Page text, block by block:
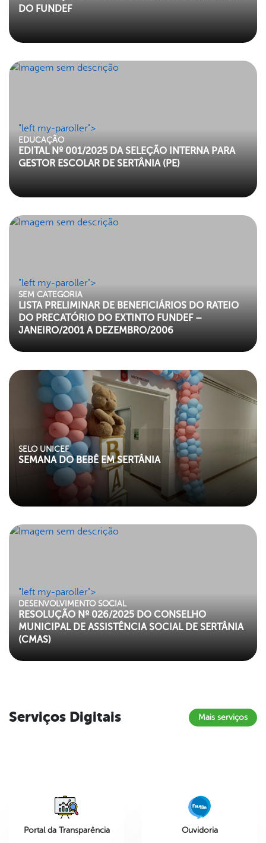
DO FUNDEF
"left my-paroller">
EDUCAÇÃO
EDITAL Nº 001/2025 DA SELEÇÃO INTERNA PARA
GESTOR ESCOLAR DE SERTÂNIA (PE)
"left my-paroller">
SEM CATEGORIA
LISTA PRELIMINAR DE BENEFICIÁRIOS DO RATEIO
DO PRECATÓRIO DO EXTINTO FUNDEF –
JANEIRO/2001 A DEZEMBRO/2006
"left my-paroller">
SELO UNICEF
SEMANA DO BEBÊ EM SERTÂNIA
"left my-paroller">
DESENVOLVIMENTO SOCIAL
RESOLUÇÃO Nº 026/2025 DO CONSELHO
MUNICIPAL DE ASSISTÊNCIA SOCIAL DE SERTÂNIA
(CMAS)
Serviços Digitais Mais serviços
Portal da Transparência Ouvidoria